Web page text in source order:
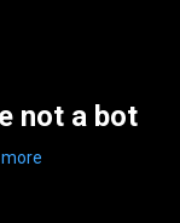
not a bot